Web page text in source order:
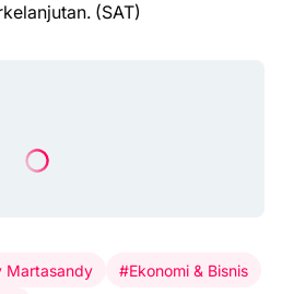
(SAT)
Martasandy
#Ekonomi & Bisnis